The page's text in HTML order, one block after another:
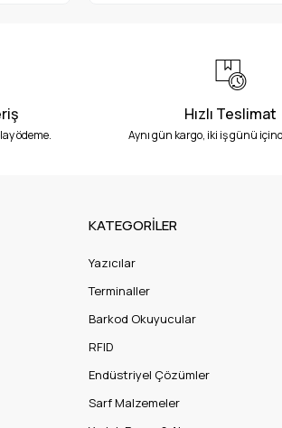
ödeme.
Hızlı Teslimat
Aynı gün kargo, iki iş günü
KATEGORİLER
Yazıcılar
Terminaller
Barkod Okuyucular
RFID
Endüstriyel Çözümler
Sarf Malzemeler